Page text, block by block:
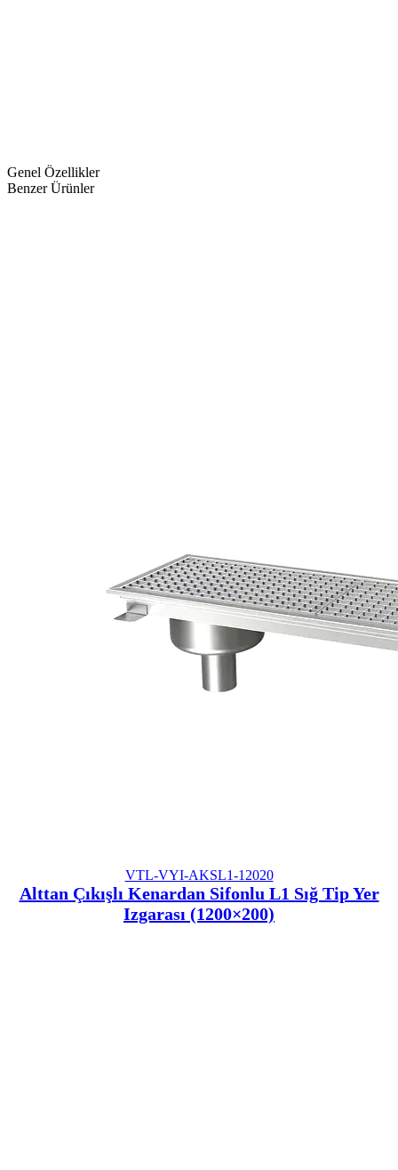
Genel Özellikler
Benzer Ürünler
VTL-VYI-AKSL1-12020
Alttan Çıkışlı Kenardan Sifonlu L1 Sığ Tip Yer
Izgarası (1200×200)